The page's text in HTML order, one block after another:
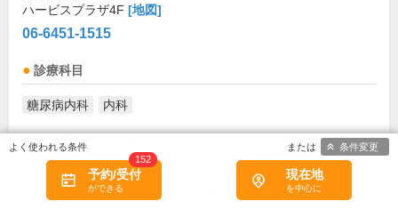
ハービスプラザ4F [地図]
06-6451-1515
診療科目
糖尿病内科 内科
診療/受付時間・休診日
診療時間 金 土 日
予約/受付
152
現在地
条件変更